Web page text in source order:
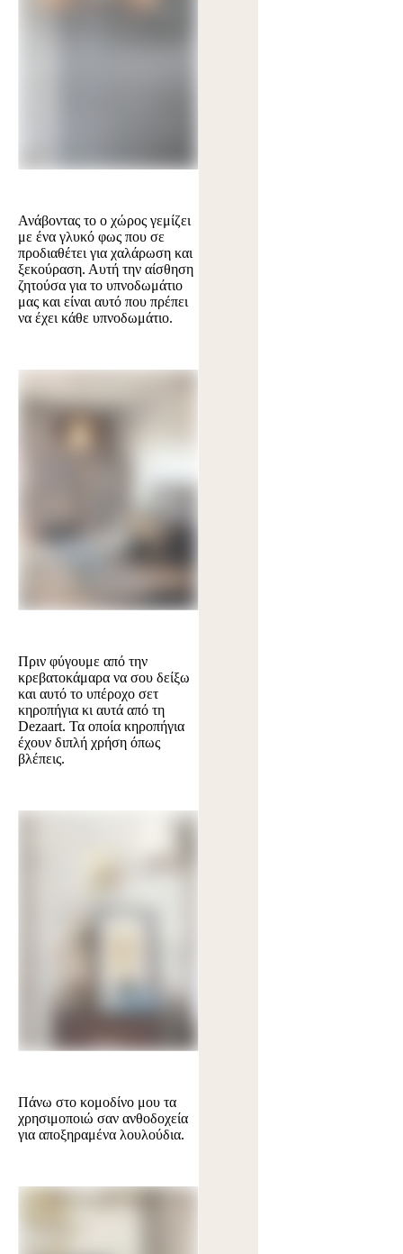
Ανάβοντας το ο χώρος γεμίζει
με ένα γλυκό φως που σε
προδιαθέτει για χαλάρωση και
ξεκούραση. Αυτή την αίσθηση
ζητούσα για το υπνοδωμάτιο
μας και είναι αυτό που πρέπει
να έχει κάθε υπνοδωμάτιο.
Πριν φύγουμε από την
κρεβατοκάμαρα να σου δείξω
και αυτό το υπέροχο σετ
κηροπήγια κι αυτά από τη
Dezaart. Τα οποία κηροπήγια
έχουν διπλή χρήση όπως
βλέπεις.
Πάνω στο κομοδίνο μου τα
χρησιμοποιώ σαν ανθοδοχεία
για αποξηραμένα λουλούδια.